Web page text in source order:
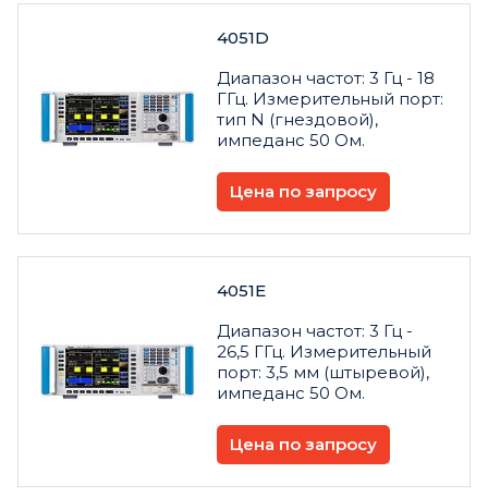
4051D
Диапазон частот: 3 Гц - 18
ГГц. Измерительный порт:
тип N (гнездовой),
импеданс 50 Ом.
Цена по запросу
4051Е
Диапазон частот: 3 Гц -
26,5 ГГц. Измерительный
порт: 3,5 мм (штыревой),
импеданс 50 Ом.
Цена по запросу